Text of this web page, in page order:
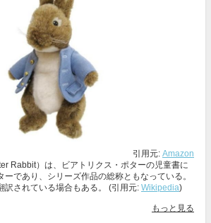
引用元: Amazon
Rabbit）は、ビアトリクス・ポターの児童書に
であり、シリーズ作品の総称ともなっている。
訳されている場合もある。 (引用元: Wikipedia)
もっと見る